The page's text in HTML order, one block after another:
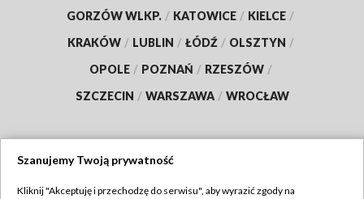
GORZÓW WLKP. / KATOWICE / KIELCE /
KRAKÓW / LUBLIN / ŁÓDŹ / OLSZTYN /
OPOLE / POZNAŃ / RZESZÓW /
SZCZECIN / WARSZAWA / WROCŁAW
Szanujemy Twoją prywatność
Kliknij "Akceptuję i przechodzę do serwisu", aby wyrazić zgody na